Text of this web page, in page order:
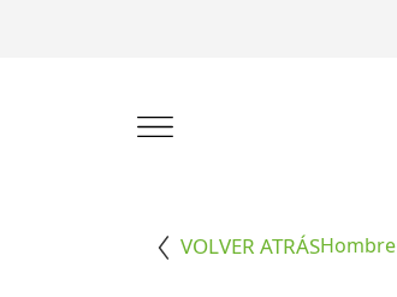
VOLVER ATRÁSHombre